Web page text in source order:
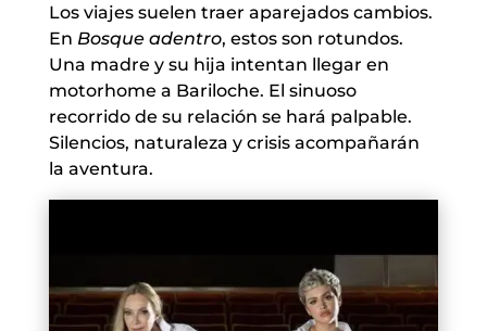
Los viajes suelen traer aparejados cambios.
En Bosque adentro, estos son rotundos.
Una madre y su hija intentan llegar en
motorhome a Bariloche. El sinuoso
recorrido de su relación se hará palpable.
Silencios, naturaleza y crisis acompañarán
la aventura.